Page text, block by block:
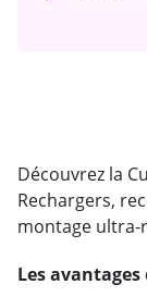
Découvrez la
Rechargers,
montage ultra-
Les